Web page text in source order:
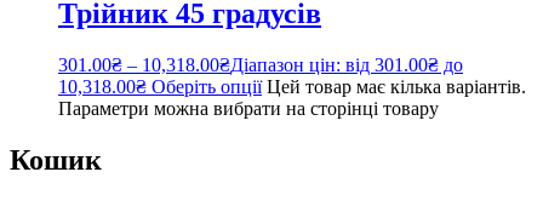
Трійник 45 градусів
301.00₴ – 10,318.00₴Діапазон цін: від 301.00₴ до
10,318.00₴ Оберіть опції Цей товар має кілька варіантів.
Параметри можна вибрати на сторінці товару
Кошик